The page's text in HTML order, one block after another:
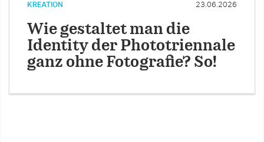
KREATION 23.06.2026
Wie gestaltet man die
Identity der Phototriennale
ganz ohne Fotografie? So!